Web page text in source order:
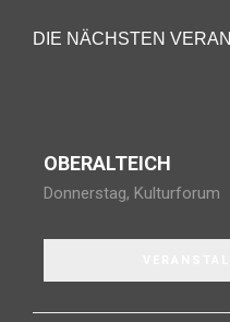
DIE NÄCHSTEN
OBERALTEICH
Donnerstag, Kulturforum